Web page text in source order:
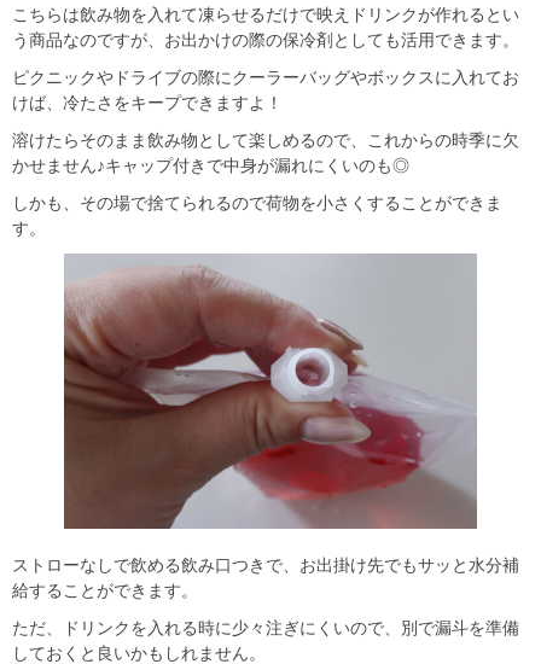
こちらは飲み物を入れて凍らせるだけで映えドリンクが作れるとい
う商品なのですが、お出かけの際の保冷剤としても活用できます。
ピクニックやドライブの際にクーラーバッグやボックスに入れてお
けば、冷たさをキープできますよ！
溶けたらそのまま飲み物として楽しめるので、これからの時季に欠
かせません♪キャップ付きで中身が漏れにくいのも◎
しかも、その場で捨てられるので荷物を小さくすることができま
す。
ストローなしで飲める飲み口つきで、お出掛け先でもサッと水分補
給することができます。
ただ、ドリンクを入れる時に少々注ぎにくいので、別で漏斗を準備
しておくと良いかもしれません。